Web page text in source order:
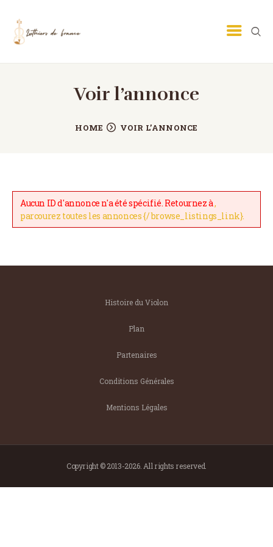
Voir l’annonce
HOME VOIR L’ANNONCE
LUTHIER GUITARE
LUTHIER VIOLON
PETITES ANNONCES
CONTACT
Aucun ID d'annonce n'a été spécifié. Retournez à,
parcourez toutes les annonces {/ browse_listings_link}.
Histoire du Violon
Plan
Partenaires
Conditions Générales
Mentions Légales
Copyright © 2013-2026. All rights reserved.